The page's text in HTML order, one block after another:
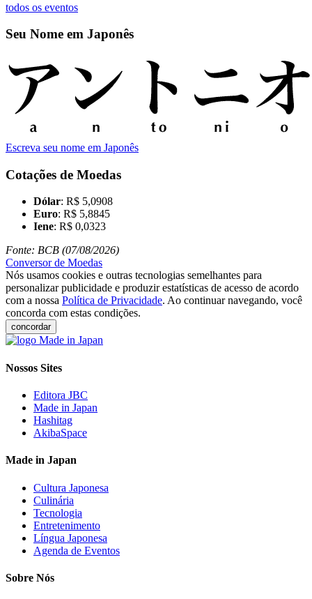
todos os eventos
Seu Nome em Japonês
Escreva seu nome em Japonês
Cotações de Moedas
Dólar: R$ 5,0908
Euro: R$ 5,8845
Iene: R$ 0,0323
Fonte: BCB (07/08/2026)
Conversor de Moedas
Nós usamos cookies e outras tecnologias semelhantes para
personalizar publicidade e produzir estatísticas de acesso de acordo
com a nossa Política de Privacidade. Ao continuar navegando, você
concorda com estas condições.
concordar
Nossos Sites
Editora JBC
Made in Japan
Hashitag
AkibaSpace
Made in Japan
Cultura Japonesa
Culinária
Tecnologia
Entretenimento
Língua Japonesa
Agenda de Eventos
Sobre Nós